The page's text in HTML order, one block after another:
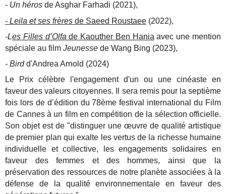
- Un héros de Asghar Farhadi (2021),
- Leila et ses frèresde Saeed Roustaee (2022),
-Les Filles d’Olfa de Kaouther Ben Hania avec une mention
spéciale au filmJeunesse de Wang Bing (2023),
- Birdd'Andrea Arnold (2024)
Le Prix célèbre l'engagement d'un ou une cinéaste en
faveur des valeurs citoyennes. Il sera remis pour la septième
fois lors de d’édition du 78ème festival international du Film
de Cannes à un film en compétition de la sélection officielle.
Son objet est de "distinguer une œuvre de qualité artistique
de premier plan qui exalte les vertus de la richesse humaine
individuelle et collective, les engagements solidaires en
faveur des femmes et des hommes, ainsi que la
préservation des ressources de notre planète associées à la
défense de la qualité environnementale en faveur des